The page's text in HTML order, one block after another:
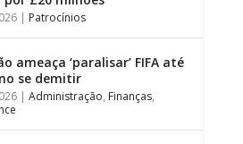
| Patrocínios
ameaça ‘paralisar’ FIFA até
se demitir
| Administração, Finanças,